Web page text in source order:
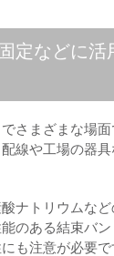
定などに活
さまざまな場
線や工場の器
ナトリウムな
のある結束バン
も注意が必要